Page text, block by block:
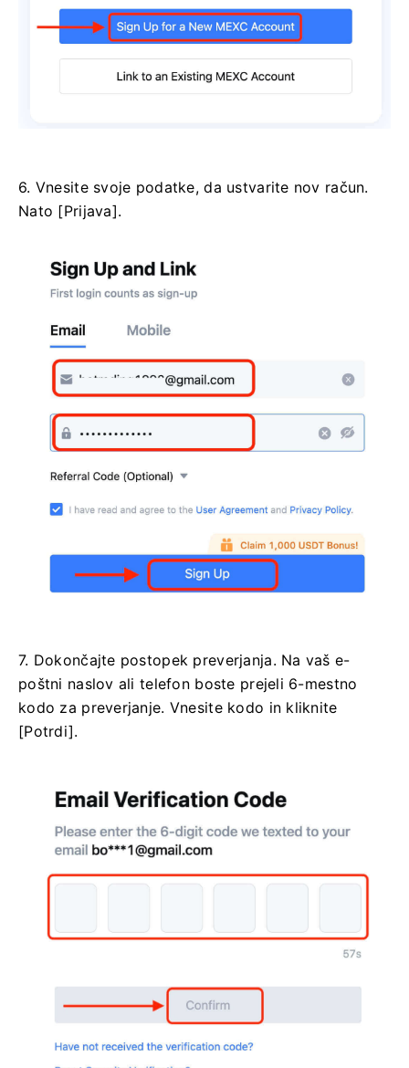
6. Vnesite svoje podatke, da ustvarite nov račun.
Nato [Prijava].
7. Dokončajte postopek preverjanja. Na vaš e-
poštni naslov ali telefon boste prejeli 6-mestno
kodo za preverjanje. Vnesite kodo in kliknite
[Potrdi].